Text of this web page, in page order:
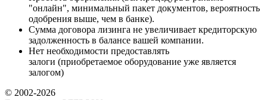
"онлайн", минимальный пакет документов, вероятность
одобрения выше, чем в банке).
Сумма договора лизинга не увеличивает кредиторскую
задолженность в балансе вашей компании.
Нет необходимости предоставлять
залоги (приобретаемое оборудование уже является
залогом)
© 2002-2026